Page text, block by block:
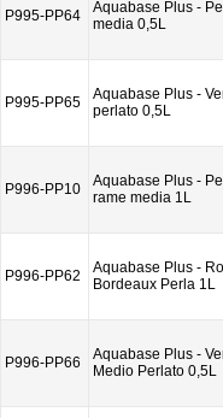
P995-PP64
Aquabase Plus -
media 0,5L
P995-PP65
Aquabase Plus -
perlato 0,5L
P996-PP10
Aquabase Plus -
rame media 1L
P996-PP62
Aquabase Plus -
Bordeaux Perla 1L
P996-PP66
Aquabase Plus -
Medio Perlato 0,5L